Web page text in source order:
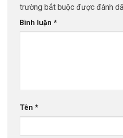
trường bắt buộc được đánh
Bình luận *
Tên *